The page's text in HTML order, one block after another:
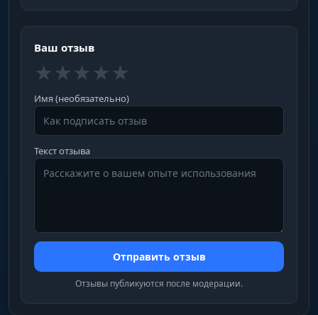
Ваш отзыв
★★★★★
Имя (необязательно)
Текст отзыва
Отправить отзыв
Отзывы публикуются после модерации.